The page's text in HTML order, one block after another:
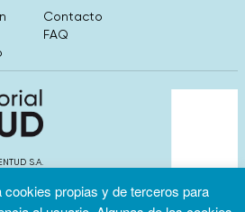
Contacto
FAQ
S.A.
444 18 00
cookies propias y de terceros para